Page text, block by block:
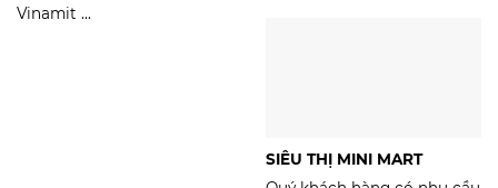
Vinamit ...
SIÊU THỊ MINI MART